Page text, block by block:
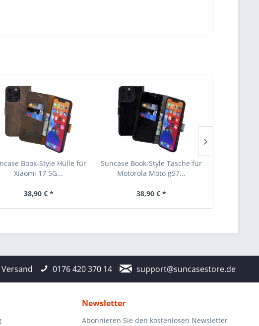
Book-Style Hülle für
Xiaomi 17 5G...
38,90 € *
Suncase Book-Style Tasche für
Motorola Moto g57...
38,90 € *
0176 420 370 14 support@suncasestore.de
Newsletter
Abonnieren Sie den kostenlosen Newsletter